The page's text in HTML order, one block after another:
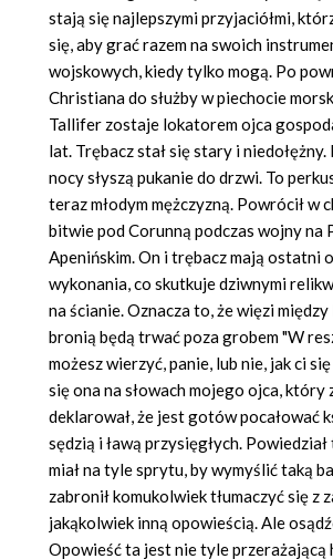
stają się najlepszymi przyjaciółmi,
się, aby grać razem na swoich
wojskowych, kiedy tylko mogą. Po
Christiana do służby w piechocie
Tallifer zostaje lokatorem ojca
lat. Trębacz stał się stary i
nocy słyszą pukanie do drzwi. To
teraz młodym mężczyzną. Powrócił w
bitwie pod Corunną podczas wojny na
Apenińskim. On i trębacz mają ostatni
wykonania, co skutkuje dziwnymi
na ścianie. Oznacza to, że więzi
bronią będą trwać poza grobem "W
możesz wierzyć, panie, lub nie, jak ci
się ona na słowach mojego ojca, który
deklarował, że jest gotów pocałować
sędzią i ławą przysięgłych.
miał na tyle sprytu, by wymyślić taką
zabronił komukolwiek tłumaczyć się z
jakąkolwiek inną opowieścią. Ale
Opowieść ta jest nie tyle przerażającą